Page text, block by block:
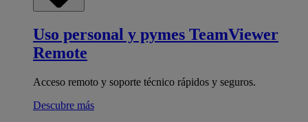
Uso personal y pymes TeamViewer
Remote
Acceso remoto y soporte técnico rápidos y seguros.
Descubre más